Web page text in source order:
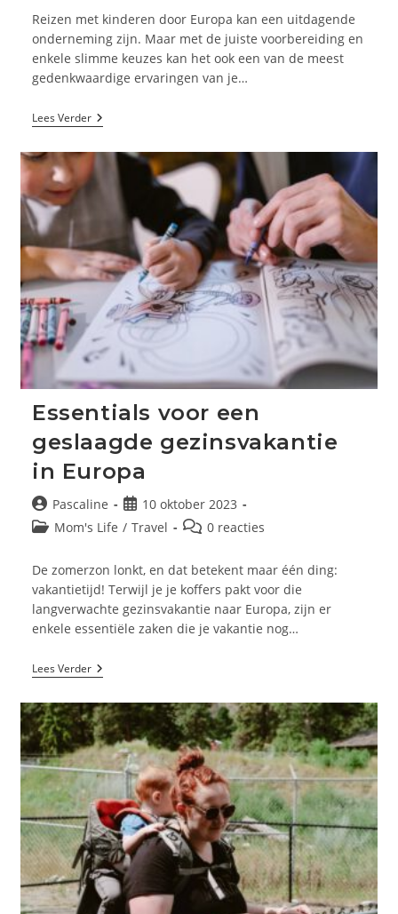
Reizen met kinderen door Europa kan een uitdagende
onderneming zijn. Maar met de juiste voorbereiding en
enkele slimme keuzes kan het ook een van de meest
gedenkwaardige ervaringen van je…
Lees VerderHoe
Overleef
Een
Dag
Moeder
Europa?
Essentials voor een
geslaagde gezinsvakantie
in Europa
Bericht
auteur:
Pascaline
Bericht
gepubliceerd
10 oktober 2023
Berichtcategorie:
Mom's Life / Travel
Bericht0 reacties
De zomerzon lonkt, en dat betekent maar één ding:
vakantietijd! Terwijl je je koffers pakt voor die
langverwachte gezinsvakantie naar Europa, zijn er
enkele essentiële zaken die je vakantie nog…
Lees VerderEssentials
Voor
Geslaagde
Gezinsvakantie
In
Europa